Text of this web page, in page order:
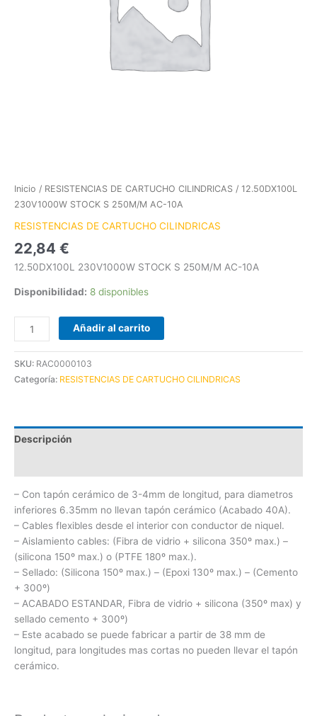
Inicio / RESISTENCIAS DE CARTUCHO CILINDRICAS / 12.50DX100L
230V1000W STOCK S 250M/M AC-10A
RESISTENCIAS DE CARTUCHO CILINDRICAS
22,84 €
12.50DX100L 230V1000W STOCK S 250M/M AC-10A
Disponibilidad: 8 disponibles
Añadir al carrito
SKU: RAC0000103
Categoría: RESISTENCIAS DE CARTUCHO CILINDRICAS
Descripción
– Con tapón cerámico de 3-4mm de longitud, para diametros
inferiores 6.35mm no llevan tapón cerámico (Acabado 40A).
– Cables flexibles desde el interior con conductor de niquel.
– Aislamiento cables: (Fibra de vidrio + silicona 350º max.) –
(silicona 150º max.) o (PTFE 180º max.).
– Sellado: (Silicona 150º max.) – (Epoxi 130º max.) – (Cemento
+ 300º)
– ACABADO ESTANDAR, Fibra de vidrio + silicona (350º max) y
sellado cemento + 300º)
– Este acabado se puede fabricar a partir de 38 mm de
longitud, para longitudes mas cortas no pueden llevar el tapón
cerámico.